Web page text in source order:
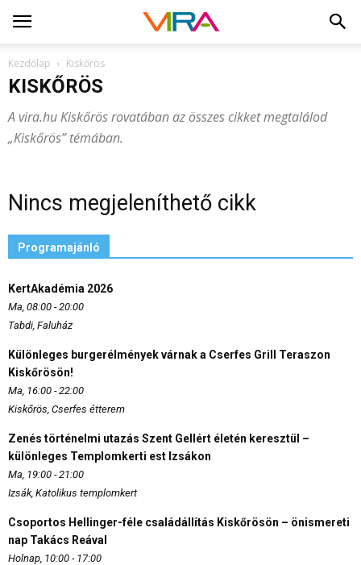
Kezdőlap Kiskőrös
KISKŐRÖS
A vira.hu Kiskőrös rovatában az összes cikket megtalálod
„Kiskőrös” témában.
Nincs megjeleníthető cikk
Programajánló
KertAkadémia 2026
Ma, 08:00 - 20:00
Tabdi, Faluház
Különleges burgerélmények várnak a Cserfes Grill Teraszon
Kiskőrösön!
Ma, 16:00 - 22:00
Kiskőrös, Cserfes étterem
Zenés történelmi utazás Szent Gellért életén keresztül –
különleges Templomkerti est Izsákon
Ma, 19:00 - 21:00
Izsák, Katolikus templomkert
Csoportos Hellinger-féle családállítás Kiskőrösön – önismereti
nap Takács Reával
Holnap, 10:00 - 17:00